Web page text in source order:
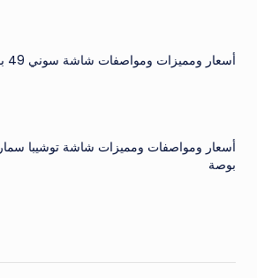
أسعار ومميزات ومواصفات شاشة سوني 49 بوصة
بوصة